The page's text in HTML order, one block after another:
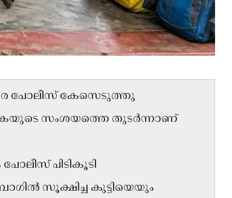
പോലീസ് കേസെടുത്തു
സംശയത്തെ തുടർന്നാണ്
പോലീസ് പിടികൂടി
സൂക്ഷിച്ച കുട്ടിയെയും